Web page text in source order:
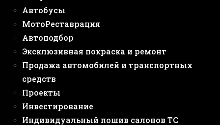
Автобусы
МотоРеставрация
Автоподбор
Эксклюзивная покраска и ремонт
Продажа автомобилей и транспортных
средств
Проекты
Инвестирование
Индивидуальный пошив салонов ТС